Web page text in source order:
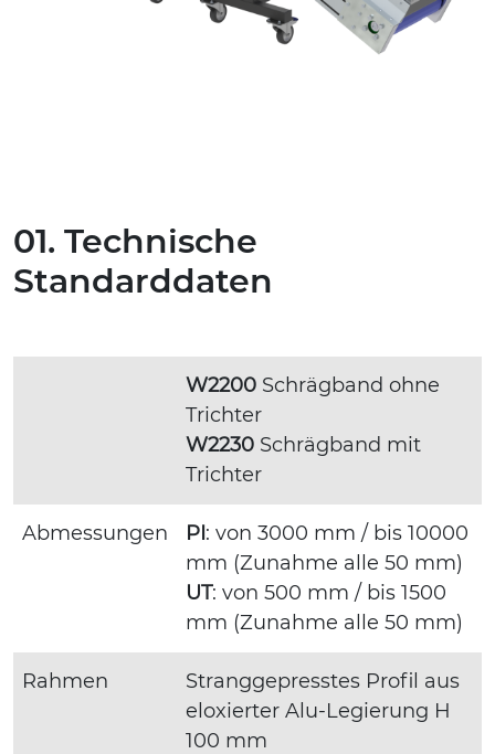
01. Technische
Standarddaten
W2200 Schrägband ohne
Trichter
W2230 Schrägband mit
Trichter
Abmessungen PI: von 3000 mm / bis 10000
mm (Zunahme alle 50 mm)
UT: von 500 mm / bis 1500
mm (Zunahme alle 50 mm)
Rahmen
Stranggepresstes Profil aus
eloxierter Alu-Legierung H
100 mm